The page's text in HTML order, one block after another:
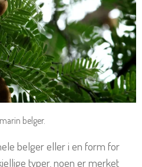
belger.
belger eller i en form for
typer, noen er merket